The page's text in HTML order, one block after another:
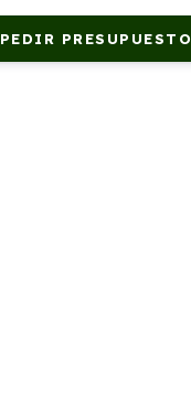
PEDIR PRESUPUESTO